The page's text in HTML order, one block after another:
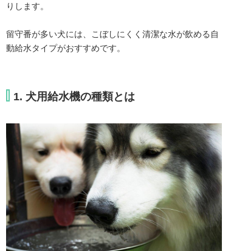
りします。
留守番が多い犬には、こぼしにくく清潔な水が飲める自
動給水タイプがおすすめです。
1. 犬用給水機の種類とは